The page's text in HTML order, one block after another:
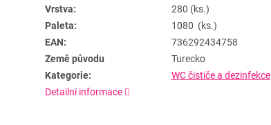
Vrstva:
280 (ks.)
Paleta:
1080 (ks.)
EAN:
736292434758
Země původu
Turecko
Kategorie:
WC čističe a dezinfekce
Detailní informace